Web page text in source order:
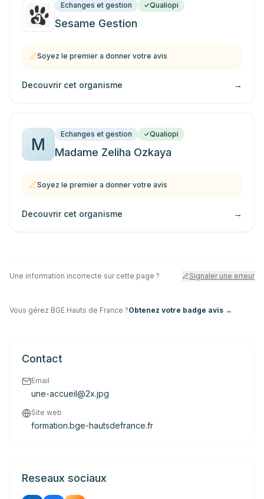
Echanges et gestion Qualiopi
Sesame Gestion
Soyez le premier a donner votre avis
Decouvrir cet organisme →
M
Echanges et gestion Qualiopi
Madame Zeliha Ozkaya
Soyez le premier a donner votre avis
Decouvrir cet organisme →
Une information incorrecte sur cette page ? Signaler une erreur
Vous gérez BGE Hauts de France ?Obtenez votre badge avis →
Contact
Email
une-accueil@2x.jpg
Site web
formation.bge-hautsdefrance.fr
Reseaux sociaux